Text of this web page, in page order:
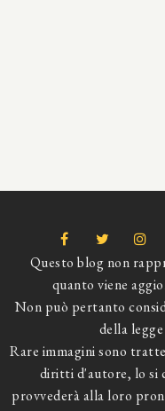
Questo blog non
quanto viene
Non può pertanto
della
Rare immagini sono
diritti d'autore, lo si
provvederà alla loro